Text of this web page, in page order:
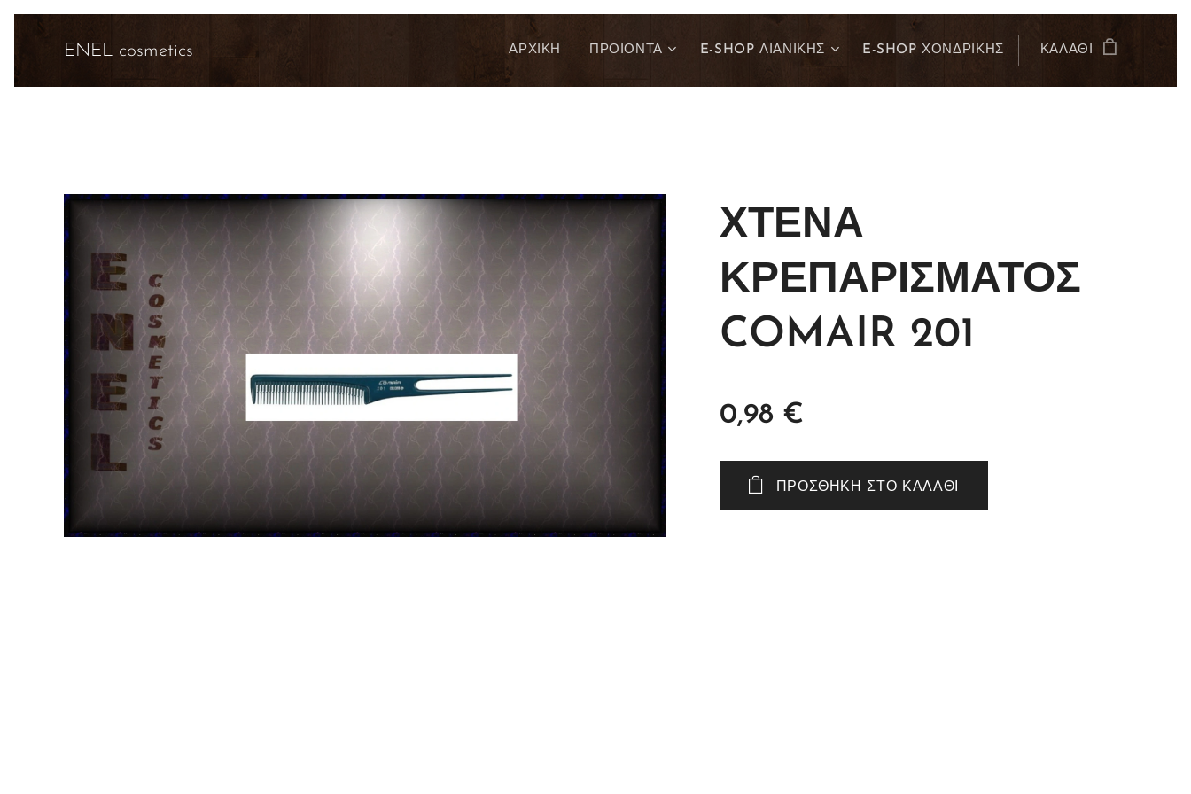
ENEL cosmetics ΑΡΧΙΚΗ ΠΡΟΙΟΝΤΑ E-SHOP ΛΙΑΝΙΚΗΣ E-SHOP ΧΟΝΔΡΙΚΗΣ ΚΑΛΆΘΙ
ΧΤΕΝΑ
ΚΡΕΠΑΡΙΣΜΑΤΟΣ
COMAIR 201
0,98 €
ΠΡΟΣΘΉΚΗ ΣΤΟ ΚΑΛΆΘΙ